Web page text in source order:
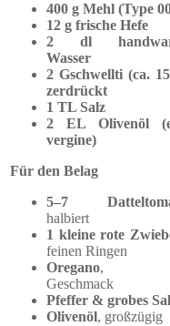
400 g Mehl (Type
12 g frische Hefe
2 dl
Wasser
2 Gschwellti (ca.
zerdrückt
1 TL Salz
2 EL Olivenöl
vergine)
Für den Belag
5–7
halbiert
1 kleine rote
feinen Ringen
Oregano,
Geschmack
Pfeffer & grobes
Olivenöl, großzügig